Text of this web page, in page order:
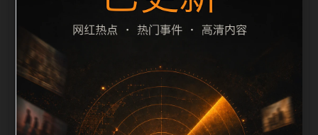
栏目内容归集
别一致主题。后续每日采集时，建议继续执行远程图片
本地化、坏图默认图兜底、标题去重和 description 长
度过滤。如果同一主题下有多个相近页面，应通过不同
角度补充事件背景、访问场景、相关问题或专题入口，
降低站群页面之间的重复感。页面底部保留同类推荐、